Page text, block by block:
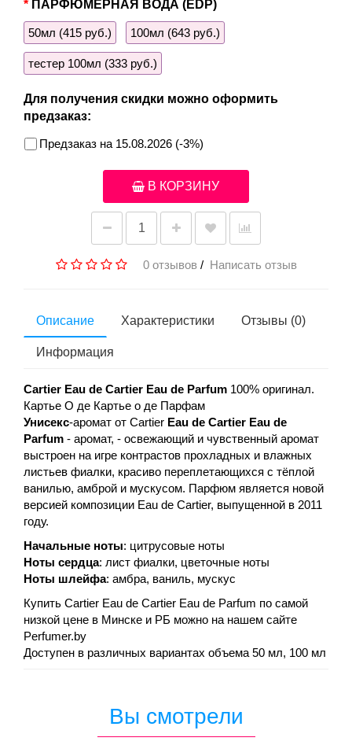
ПАРФЮМЕРНАЯ ВОДА (EDP)
50мл (415 руб.) 100мл (643 руб.)
тестер 100мл (333 руб.)
Для получения скидки можно оформить
предзаказ:
Предзаказ на 15.08.2026 (-3%)
В КОРЗИНУ
0 отзывов/ Написать отзыв
Описание Характеристики Отзывы (0)
Информация
Cartier Eau de Cartier Eau de Parfum 100% оригинал.
Картье О де Картье о де Парфам
Унисекс-аромат от Cartier Eau de Cartier Eau de
Parfum - аромат, - освежающий и чувственный аромат
выстроен на игре контрастов прохладных и влажных
листьев фиалки, красиво переплетающихся с тёплой
ванилью, амброй и мускусом. Парфюм является новой
версией композиции Eau de Cartier, выпущенной в 2011
году.
Начальные ноты: цитрусовые ноты
Ноты сердца: лист фиалки, цветочные ноты
Ноты шлейфа: амбра, ваниль, мускус
Купить Cartier Eau de Cartier Eau de Parfum по самой
низкой цене в Минске и РБ можно на нашем сайте
Perfumer.by
Доступен в различных вариантах объема 50 мл, 100 мл
Вы смотрели